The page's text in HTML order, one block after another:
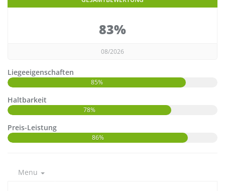
83%
08/2026
Liegeeigenschaften
85%
Haltbarkeit
78%
Preis-Leistung
86%
Menu